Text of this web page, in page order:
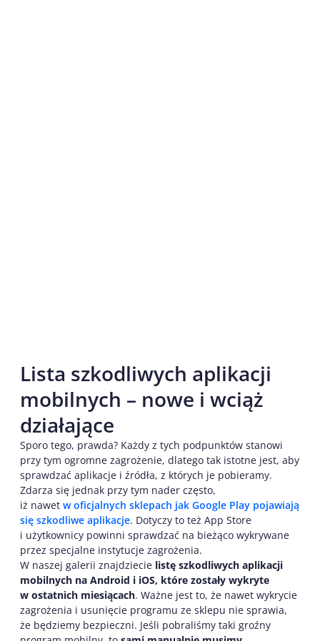
Lista szkodliwych aplikacji
mobilnych – nowe i wciąż
działające
Sporo tego, prawda? Każdy z tych podpunktów stanowi
przy tym ogromne zagrożenie, dlatego tak istotne jest, aby
sprawdzać aplikacje i źródła, z których je pobieramy.
Zdarza się jednak przy tym nader często,
iż nawet w oficjalnych sklepach jak Google Play pojawiają
się szkodliwe aplikacje. Dotyczy to też App Store
i użytkownicy powinni sprawdzać na bieżąco wykrywane
przez specjalne instytucje zagrożenia.
W naszej galerii znajdziecie listę szkodliwych aplikacji
mobilnych na Android i iOS, które zostały wykryte
w ostatnich miesiącach. Ważne jest to, że nawet wykrycie
zagrożenia i usunięcie programu ze sklepu nie sprawia,
że będziemy bezpieczni. Jeśli pobraliśmy taki groźny